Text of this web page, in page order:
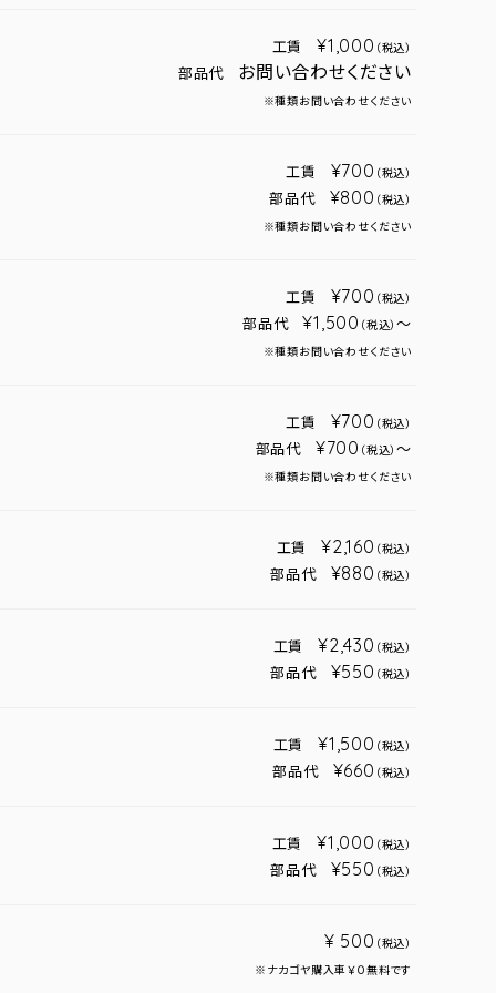
工賃 ¥1,000 （税込）
部品代 お問い合わせください
※種類お問い合わせください
工賃 ¥700 （税込）
部品代 ¥800 （税込）
※種類お問い合わせください
工賃 ¥700 （税込）
部品代 ¥1,500 （税込）～
※種類お問い合わせください
工賃 ¥700 （税込）
部品代 ¥700 （税込）～
※種類お問い合わせください
工賃 ¥2,160 （税込）
部品代 ¥880 （税込）
工賃 ¥2,430 （税込）
部品代 ¥550 （税込）
工賃 ¥1,500 （税込）
部品代 ¥660 （税込）
工賃 ¥1,000 （税込）
部品代 ¥550 （税込）
¥ 500 （税込）
※ナカゴヤ購入車￥０無料です